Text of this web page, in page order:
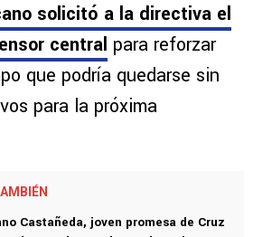
solicitó a la directiva el
central para reforzar
que podría quedarse sin
para la próxima
Castañeda, joven promesa de Cruz